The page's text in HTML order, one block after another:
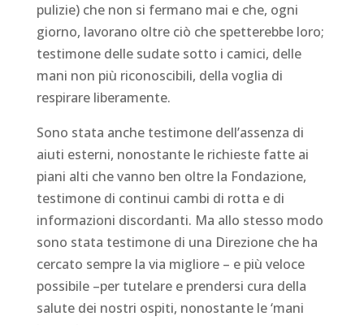
pulizie) che non si fermano mai e che, ogni
giorno, lavorano oltre ciò che spetterebbe loro;
testimone delle sudate sotto i camici, delle
mani non più riconoscibili, della voglia di
respirare liberamente.
Sono stata anche testimone dell’assenza di
aiuti esterni, nonostante le richieste fatte ai
piani alti che vanno ben oltre la Fondazione,
testimone di continui cambi di rotta e di
informazioni discordanti. Ma allo stesso modo
sono stata testimone di una Direzione che ha
cercato sempre la via migliore – e più veloce
possibile –per tutelare e prendersi cura della
salute dei nostri ospiti, nonostante le ‘mani